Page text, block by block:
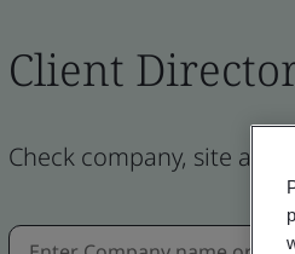
Client
Check company, site and